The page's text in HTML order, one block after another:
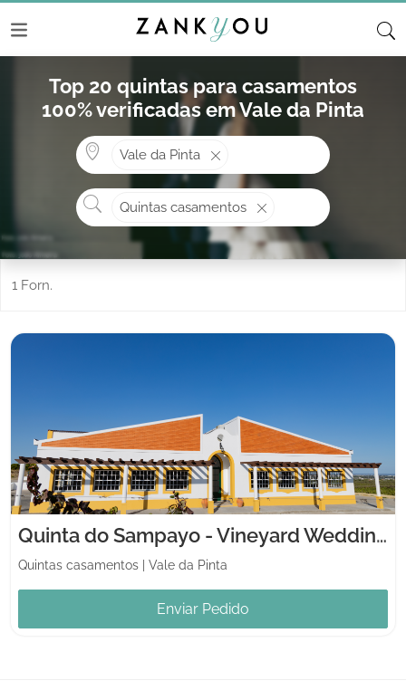
Top 20 quintas para casamentos
100% verificadas em Vale da Pinta
Vale da Pinta
O que procura?
Quintas casamentos
1 Forn.
Quinta do Sampayo - Vineyard Weddings Venue
Quintas casamentos Vale da Pinta
Enviar Pedido